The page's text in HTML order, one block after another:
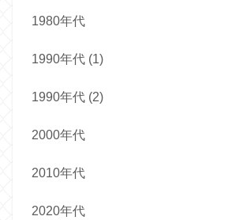
1980年代
1990年代 (1)
1990年代 (2)
2000年代
2010年代
2020年代